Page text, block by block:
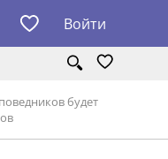
Войти
будет